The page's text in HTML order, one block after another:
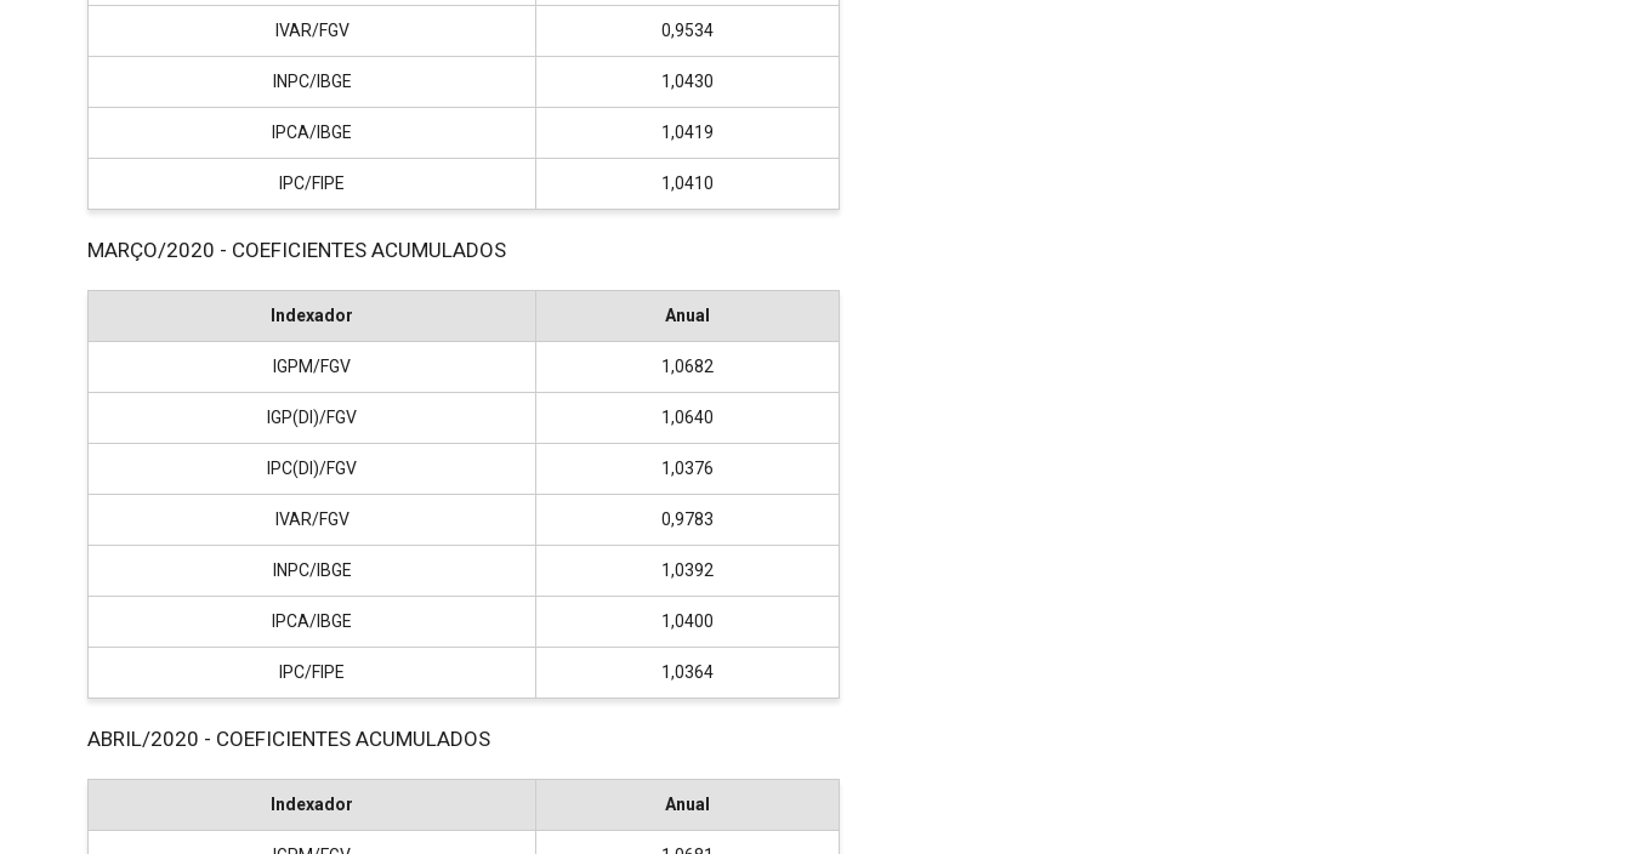
IVAR/FGV 0,9534
INPC/IBGE 1,0430
IPCA/IBGE 1,0419
IPC/FIPE 1,0410
MARÇO/2020 - COEFICIENTES ACUMULADOS
Indexador Anual
IGPM/FGV 1,0682
IGP(DI)/FGV 1,0640
IPC(DI)/FGV 1,0376
IVAR/FGV 0,9783
INPC/IBGE 1,0392
IPCA/IBGE 1,0400
IPC/FIPE 1,0364
ABRIL/2020 - COEFICIENTES ACUMULADOS
Indexador Anual